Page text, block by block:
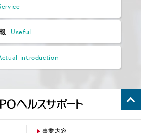
Useful
introduction
事業内容